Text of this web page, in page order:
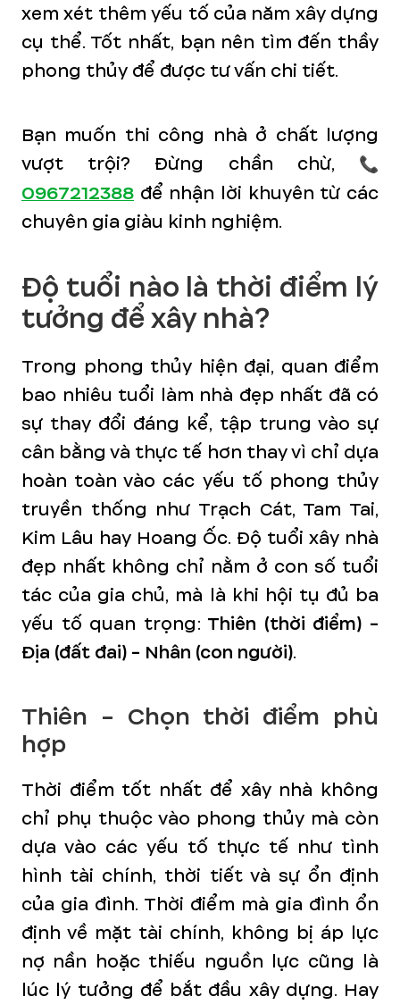
xem xét thêm yếu tố của năm xây dựng
cụ thể. Tốt nhất, bạn nên tìm đến thầy
phong thủy để được tư vấn chi tiết.
Bạn muốn thi công nhà ở chất lượng
vượt trội? Đừng chần chừ, 📞
0967212388 để nhận lời khuyên từ các
chuyên gia giàu kinh nghiệm.
Độ tuổi nào là thời điểm lý
tưởng để xây nhà?
Trong phong thủy hiện đại, quan điểm
bao nhiêu tuổi làm nhà đẹp nhất đã có
sự thay đổi đáng kể, tập trung vào sự
cân bằng và thực tế hơn thay vì chỉ dựa
hoàn toàn vào các yếu tố phong thủy
truyền thống như Trạch Cát, Tam Tai,
Kim Lâu hay Hoang Ốc. Độ tuổi xây nhà
đẹp nhất không chỉ nằm ở con số tuổi
tác của gia chủ, mà là khi hội tụ đủ ba
yếu tố quan trọng: Thiên (thời điểm) -
Địa (đất đai) - Nhân (con người).
Thiên - Chọn thời điểm phù
hợp
Thời điểm tốt nhất để xây nhà không
chỉ phụ thuộc vào phong thủy mà còn
dựa vào các yếu tố thực tế như tình
hình tài chính, thời tiết và sự ổn định
của gia đình. Thời điểm mà gia đình ổn
định về mặt tài chính, không bị áp lực
nợ nần hoặc thiếu nguồn lực cũng là
lúc lý tưởng để bắt đầu xây dựng. Hay